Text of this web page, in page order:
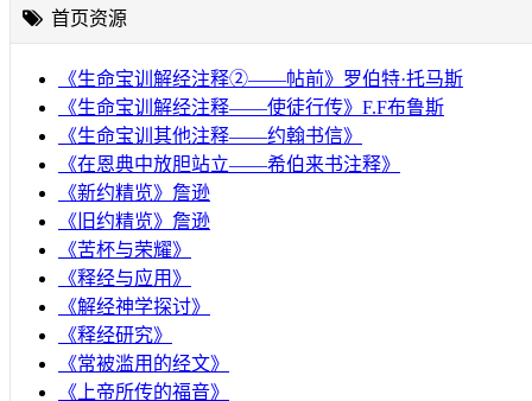
首页资源
《生命宝训解经注释②——帖前》罗伯特·托马斯
《生命宝训解经注释——使徒行传》F.F布鲁斯
《生命宝训其他注释——约翰书信》
《在恩典中放胆站立——希伯来书注释》
《新约精览》詹逊
《旧约精览》詹逊
《苦杯与荣耀》
《释经与应用》
《解经神学探讨》
《释经研究》
《常被滥用的经文》
《上帝所传的福音》